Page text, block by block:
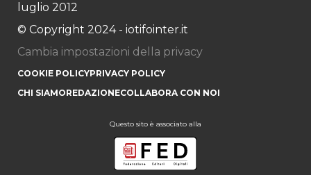
luglio 2012
© Copyright 2024 - iotifointer.it
Cambia impostazioni della privacy
COOKIE POLICYPRIVACY POLICY
CHI SIAMOREDAZIONECOLLABORA CON NOI
Questo sito è associato alla